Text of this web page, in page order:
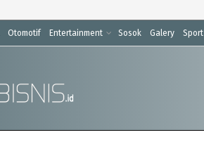
Otomotif Entertainment Sosok Galery Sport